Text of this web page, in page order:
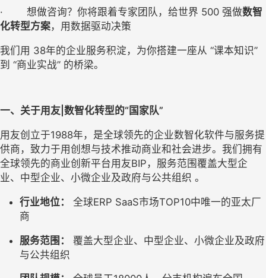
·        想做咨询？你将跟着专家团队，给世界 500 强做数智
化转型方案，用数据驱动决策
我们用 38年的企业服务积淀，为你搭建一座从 “课本知识”
到 “商业实战” 的桥梁。
一、关于用友|数智化转型的“国家队”
用友创立于1988年，是全球领先的企业数智化软件与服务提
供商，致力于用创想与技术推动商业和社会进步。我们拥有
全球领先的商业创新平台用友BIP，服务范围覆盖大型企
业、中型企业、小微企业及政府与公共组织 。
行业地位：
全球ERP SaaS市场TOP10中唯一的亚太厂
商
服务范围：
覆盖大型企业、中型企业、小微企业及政府
与公共组织